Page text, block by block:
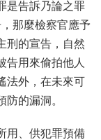
是告訴乃論之罪
那麼檢察官應予
刑的宣告，自然
告用來偷拍他人
法外，在未來可
的漏洞。
用、供犯罪預備